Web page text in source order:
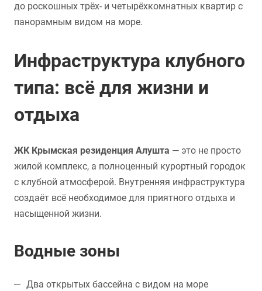
до роскошных трёх- и четырёхкомнатных квартир с
панорамным видом на море.
Инфраструктура клубного
типа: всё для жизни и
отдыха
ЖК Крымская резиденция Алушта — это не просто
жилой комплекс, а полноценный курортный городок
с клубной атмосферой. Внутренняя инфраструктура
создаёт всё необходимое для приятного отдыха и
насыщенной жизни.
Водные зоны
Два открытых бассейна с видом на море